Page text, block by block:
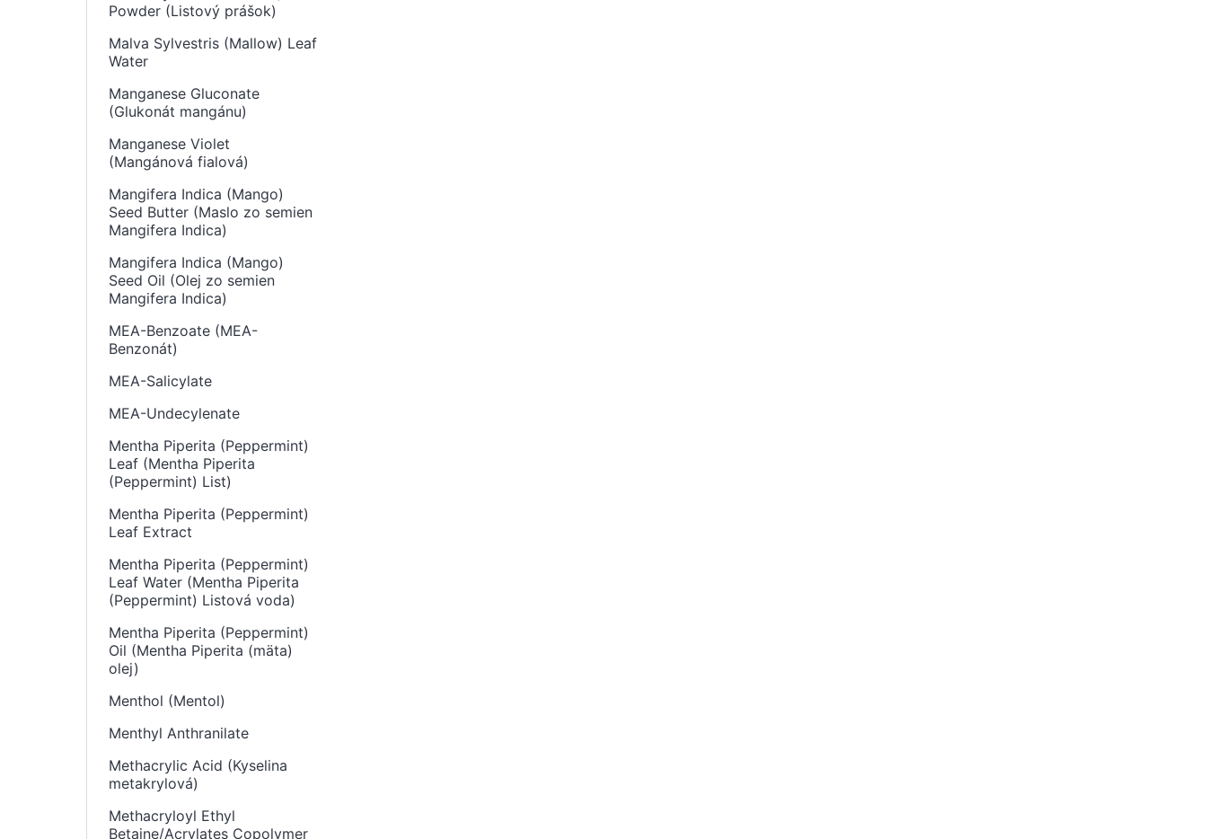
Powder (Listový prášok)
Malva Sylvestris (Mallow) Leaf
Water
Manganese Gluconate
(Glukonát mangánu)
Manganese Violet
(Mangánová fialová)
Mangifera Indica (Mango)
Seed Butter (Maslo zo semien
Mangifera Indica)
Mangifera Indica (Mango)
Seed Oil (Olej zo semien
Mangifera Indica)
MEA-Benzoate (MEA-
Benzonát)
MEA-Salicylate
MEA-Undecylenate
Mentha Piperita (Peppermint)
Leaf (Mentha Piperita
(Peppermint) List)
Mentha Piperita (Peppermint)
Leaf Extract
Mentha Piperita (Peppermint)
Leaf Water (Mentha Piperita
(Peppermint) Listová voda)
Mentha Piperita (Peppermint)
Oil (Mentha Piperita (mäta)
olej)
Menthol (Mentol)
Menthyl Anthranilate
Methacrylic Acid (Kyselina
metakrylová)
Methacryloyl Ethyl
Betaine/Acrylates Copolymer